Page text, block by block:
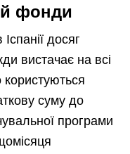
фонди
досяг
вистачає на всі
користуються
суму до
програми